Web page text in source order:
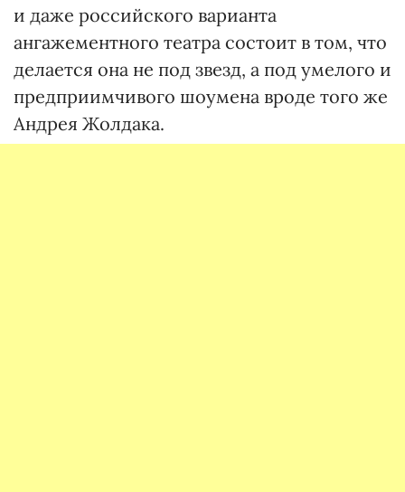
и даже российского варианта
ангажементного театра состоит в том, что
делается она не под звезд, а под умелого и
предприимчивого шоумена вроде того же
Андрея Жолдака.